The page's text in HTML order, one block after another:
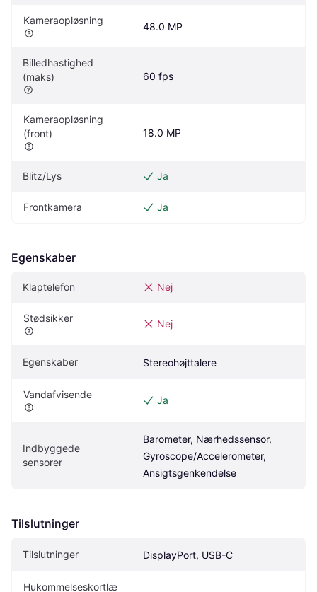
Kameraopløsning
48.0 MP
Billedhastighed
(maks)
60 fps
Kameraopløsning
(front)
18.0 MP
Blitz/Lys Ja
Frontkamera Ja
Egenskaber
Klaptelefon Nej
Stødsikker Nej
Egenskaber Stereohøjttalere
Vandafvisende Ja
Indbyggede
sensorer
Barometer, Nærhedssensor,
Gyroscope/Accelerometer,
Ansigtsgenkendelse
Tilslutninger
Tilslutninger DisplayPort, USB-C
Hukommelseskortlæ